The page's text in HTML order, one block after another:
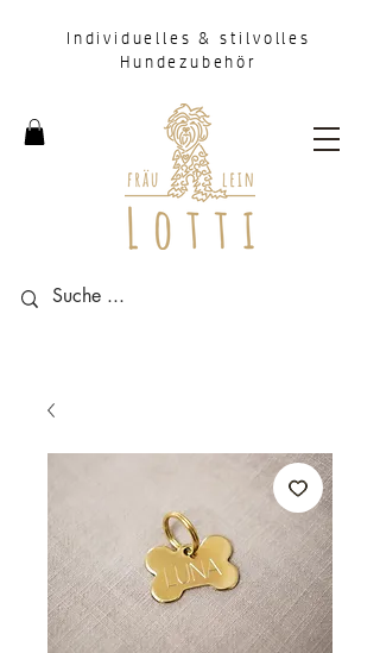
Individuelles & stilvolles
Hundezubehör